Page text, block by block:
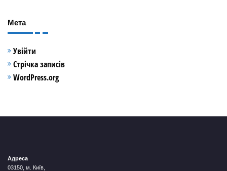
Мета
Увійти
Стрічка записів
WordPress.org
Адреса
03150, м. Київ,